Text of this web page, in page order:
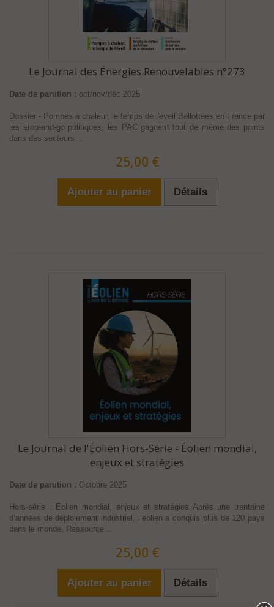
Le Journal des Énergies Renouvelables n°273
Date de parution : oct/nov/déc 2025
Dossier - Pompes à chaleur, le temps de l'éveil Ballottées en France par
les stop-and-go politiques, les PAC gagnent tout de même des points
dans des secteurs...
25,00 €
Ajouter au panier Détails
Le Journal de l'Éolien Hors-Série - Éolien mondial,
enjeux et stratégies
Date de parution : Octobre 2025
Hors-série : Éolien mondial, enjeux et stratégies Après une trentaine
d’années de déploiement industriel, l’éolien a conquis plus de 120 pays
dans le monde. Ressource...
25,00 €
Ajouter au panier Détails